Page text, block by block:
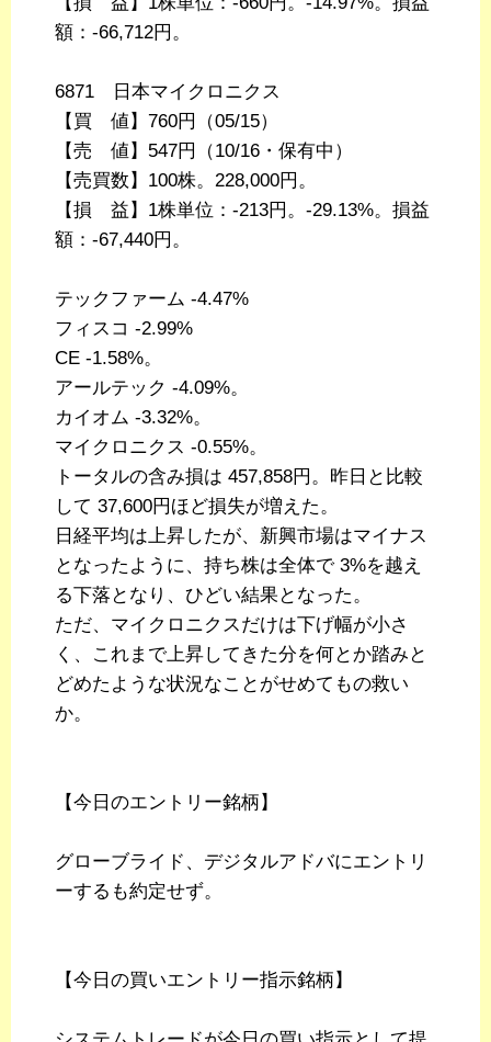
額：-66,712円。
6871 日本マイクロニクス
【買 値】760円（05/15）
【売 値】547円（10/16・保有中）
【売買数】100株。228,000円。
【損 益】1株単位：-213円。-29.13%。損益
額：-67,440円。
テックファーム -4.47%
フィスコ -2.99%
CE -1.58%。
アールテック -4.09%。
カイオム -3.32%。
マイクロニクス -0.55%。
トータルの含み損は 457,858円。昨日と比較
して 37,600円ほど損失が増えた。
日経平均は上昇したが、新興市場はマイナス
となったように、持ち株は全体で 3%を越え
る下落となり、ひどい結果となった。
ただ、マイクロニクスだけは下げ幅が小さ
く、これまで上昇してきた分を何とか踏みと
どめたような状況なことがせめてもの救い
か。
【今日のエントリー銘柄】
グローブライド、デジタルアドバにエントリ
ーするも約定せず。
【今日の買いエントリー指示銘柄】